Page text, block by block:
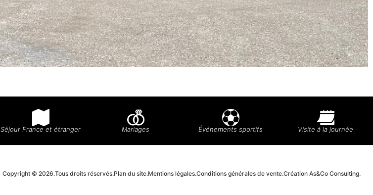
Séjour France et étranger Mariages Événements sportifs Visite à la journée
Copyright © 2026.Tous droits réservés.Plan du site.Mentions légales.Conditions générales de vente.Création As&Co Consulting.